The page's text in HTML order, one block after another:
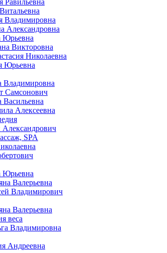
Владимировна
Александровна
Юрьевна
Викторовна
Николаевна
Юрьевна
Владимировна
Самсонович
Васильевна
Алексеевна
SPA
Юрьевна
Валерьевна
Владимирович
Валерьевна
веса
Владимировна
Андреевна